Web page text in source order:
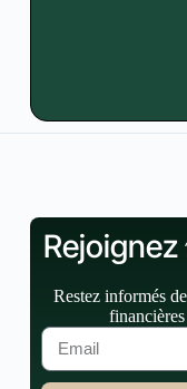
Rejoignez
Restez informés